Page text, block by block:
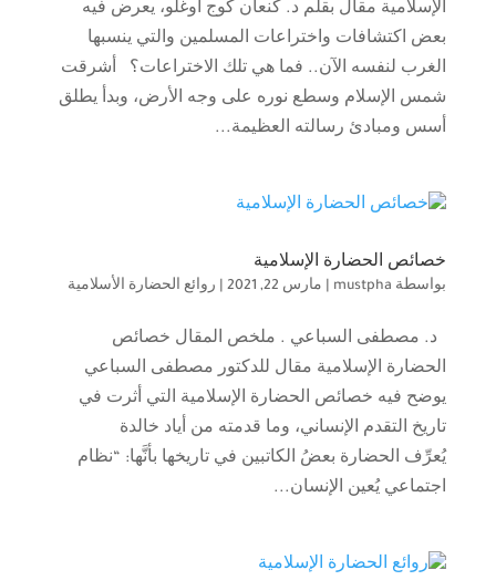
الإسلامية مقال بقلم د. كنعان كوج أوغلو، يعرض فيه
بعض اكتشافات واختراعات المسلمين والتي ينسبها
الغرب لنفسه الآن.. فما هي تلك الاختراعات؟ أشرقت
شمس الإسلام وسطع نوره على وجه الأرض، وبدأ يطلق
أسس ومبادئ رسالته العظيمة...
خصائص الحضارة الإسلامية
بواسطة mustpha مارس 22, 2021 | روائع الحضارة الأسلامية
د. مصطفى السباعي . ملخص المقال خصائص
الحضارة الإسلامية مقال للدكتور مصطفى السباعي
يوضح فيه خصائص الحضارة الإسلامية التي أثرت في
تاريخ التقدم الإنساني، وما قدمته من أياد خالدة
يُعرِّف الحضارة بعضُ الكاتبين في تاريخها بأنَّها: “نظام
اجتماعي يُعين الإنسان...